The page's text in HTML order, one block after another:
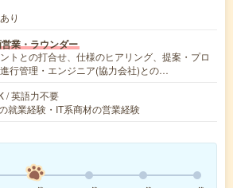
り
業・ラウンダー
トとの打合せ、仕様のヒアリング、提案・プロ
行管理・エンジニア(協力会社)との…
/ 英語力不要
就業経験・IT系商材の営業経験